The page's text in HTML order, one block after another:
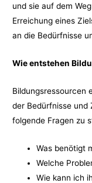
und sie auf dem
Erreichung eines
an die Bedürfnisse
Wie entstehen
Bildungsressourcen
der Bedürfnisse und
folgende Fragen zu
Was benötigt
Welche
Wie kann ich